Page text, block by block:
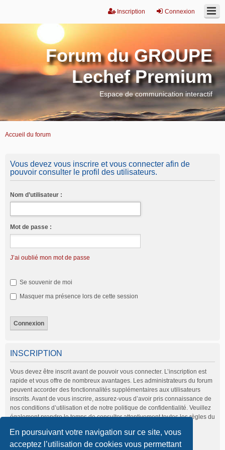
En poursuivant votre navigation sur ce site, vous
acceptez l’utilisation de cookies vous permettant
Connexion
Inscription
Forum du GROUPE
Lechef Premium
Espace de communication interactif
Accueil du forum
Vous devez vous inscrire et vous connecter afin de
pouvoir consulter le profil des utilisateurs.
Nom d’utilisateur :
Mot de passe :
J’ai oublié mon mot de passe
Se souvenir de moi
Masquer ma présence lors de cette session
INSCRIPTION
Vous devez être inscrit avant de pouvoir vous connecter. L’inscription est
rapide et vous offre de nombreux avantages. Les administrateurs du forum
peuvent accorder des fonctionnalités supplémentaires aux utilisateurs
inscrits. Avant de vous inscrire, assurez-vous d’avoir pris connaissance de
nos conditions d’utilisation et de notre politique de confidentialité. Veuillez
également prendre le temps de consulter attentivement toutes les règles du
Conditions d’utilisation|Politique de confidentialité